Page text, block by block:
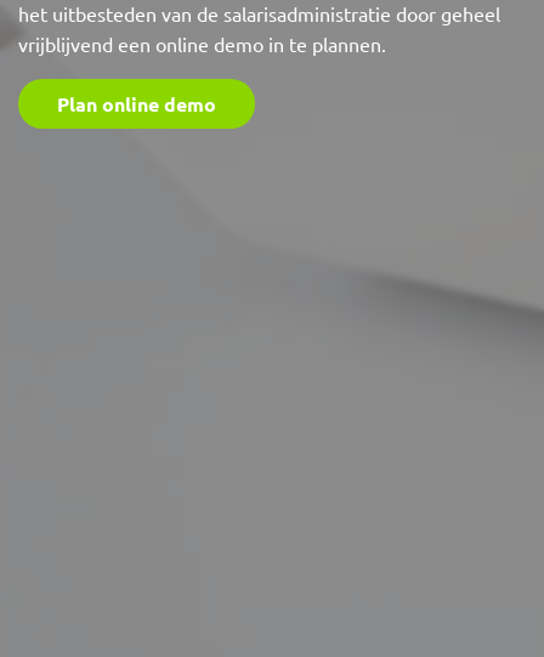
het uitbesteden van de salarisadministratie door geheel
vrijblijvend een online demo in te plannen.
Plan online demo